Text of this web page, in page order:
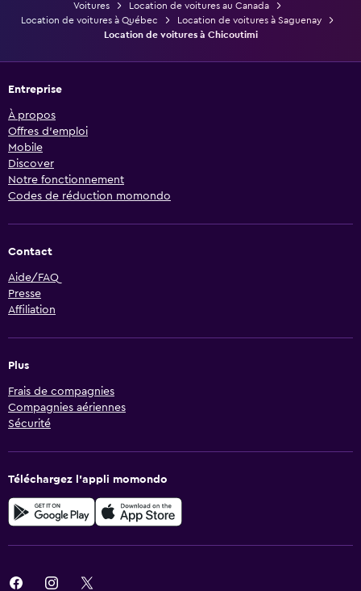
Voitures
Location de voitures au Canada
Location de voitures à Québec
Location de voitures à Saguenay
Location de voitures à Chicoutimi
Entreprise
À propos
Offres d’emploi
Mobile
Discover
Notre fonctionnement
Codes de réduction momondo
Contact
Aide/FAQ
Presse
Affiliation
Plus
Frais de compagnies
Compagnies aériennes
Sécurité
Téléchargez l’appli momondo